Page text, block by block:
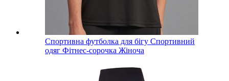
Спортивна футболка для бігу Спортивний
одяг Фітнес-сорочка Жіноча